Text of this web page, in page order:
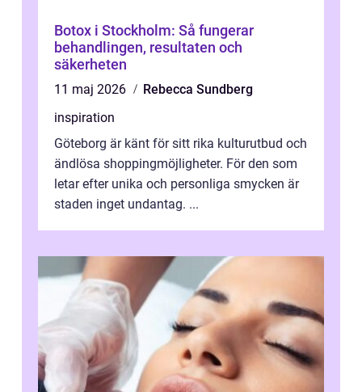
Botox i Stockholm: Så fungerar
behandlingen, resultaten och
säkerheten
11 maj 2026
Rebecca Sundberg
inspiration
Göteborg är känt för sitt rika kulturutbud och
ändlösa shoppingmöjligheter. För den som
letar efter unika och personliga smycken är
staden inget undantag. ...